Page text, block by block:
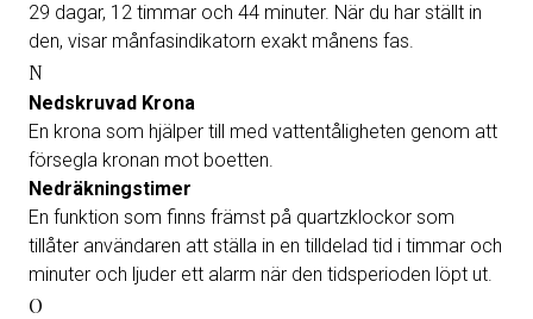
29 dagar, 12 timmar och 44 minuter. När du har ställt in
den, visar månfasindikatorn exakt månens fas.
N
Nedskruvad Krona
En krona som hjälper till med vattentåligheten genom att
försegla kronan mot boetten.
Nedräkningstimer
En funktion som finns främst på quartzklockor som
tillåter användaren att ställa in en tilldelad tid i timmar och
minuter och ljuder ett alarm när den tidsperioden löpt ut.
O